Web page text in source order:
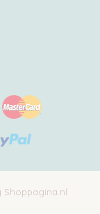
Shoppagina.nl